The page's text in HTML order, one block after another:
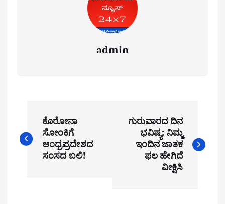
admin
o
s
ಕೊರೋನಾ
ಸೋಂಕಿಗೆ
ಆಂಧ್ರಪ್ರದೇಶದ
ಸಂಸದ ಬಲಿ!
ಗುರುವಾರದ ದಿನ
ಭವಿಷ್ಯ: ನಿಮ್ಮ
ಇಂದಿನ ಜಾತಕ
ಫಲ ಹೇಗಿದೆ
ವೀಕ್ಷಿಸಿ